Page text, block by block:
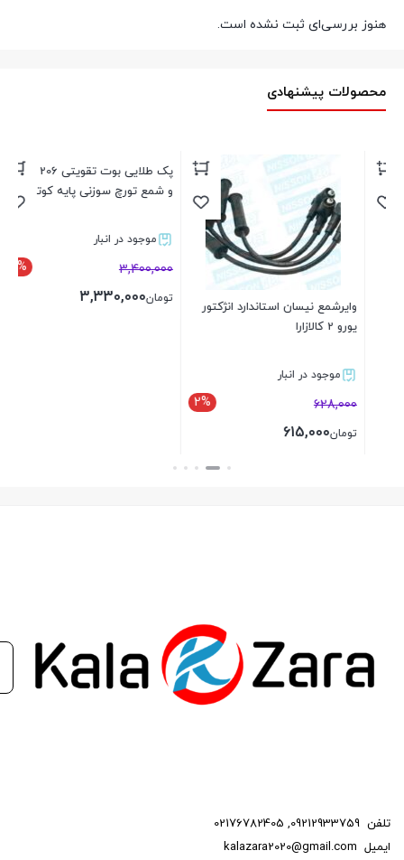
هنوز بررسی‌ای ثبت نشده است.
محصولات پیشنهادی
وایرشمع نیسان استاندارد انژکتور
یورو 2 کالازارا
موجود در انبار
2% 628,000
تومان615,000
3,400,000
تلفن 09212933759
,
02176782405
ایمیل kalazara2020@gmail.com